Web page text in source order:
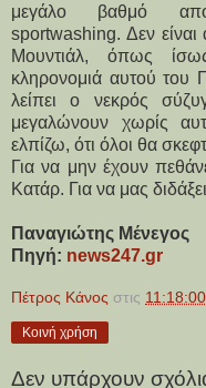
μεγάλο βαθμό
sportwashing. Δεν
Μουντιάλ, όπως
κληρονομιά αυτού του
λείπει ο νεκρός
μεγαλώνουν χωρίς
ελπίζω, ότι όλοι θα
Για να μην έχουν
Κατάρ. Για να μας
Παναγιώτης Μένεγος
Πηγή: news247.gr
Πέτρος Κάνος στις
Κοινή χρήση
Δεν υπάρχουν